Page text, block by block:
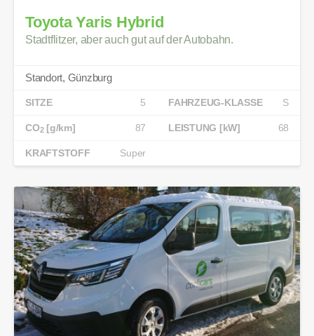
Toyota Yaris Hybrid
Stadtflitzer, aber auch gut auf der Autobahn.
Standort, Günzburg
SITZE 5 FAHRZEUG-KLASSE S
CO2[g/km] 87 LEISTUNG [kW] 68
KRAFTSTOFF Super